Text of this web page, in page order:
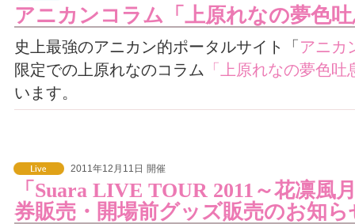
アニカンコラム「上原れなの夢色
史上最強のアニカン的ポータルサイト「 アニカ
限定での上原れなのコラム 「上原れなの夢色吐
います。
2011年12月11日 開催
「Suara LIVE TOUR 2011～花凛風
券販売・開場前グッズ販売のお知ら